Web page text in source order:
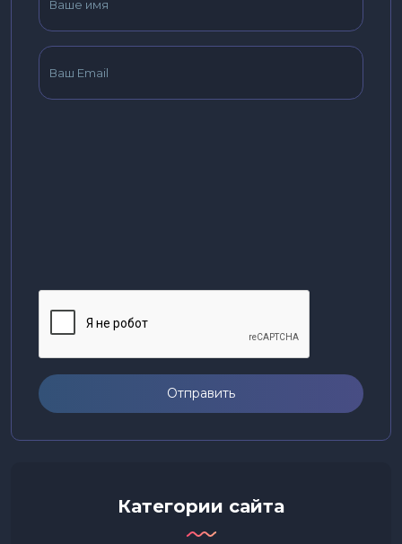
Отправить
Категории сайта